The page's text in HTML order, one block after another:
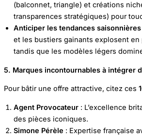
(balconnet, triangle) et créations
transparences stratégiques) pour
Anticiper les tendances saisonnières
et les bustiers gainants explosent en
tandis que les modèles légers
5. Marques incontournables à intégrer
Pour bâtir une offre attractive, citez ces
Agent Provocateur : L’excellence
des pièces iconiques.
Simone Pérèle : Expertise française